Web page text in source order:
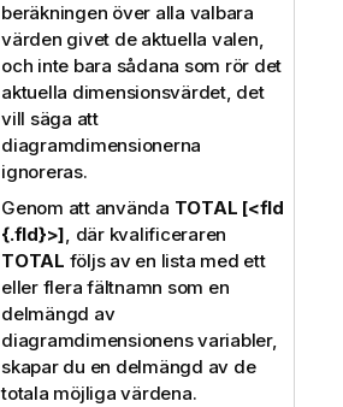
beräkningen över alla valbara
värden givet de aktuella valen,
och inte bara sådana som rör det
aktuella dimensionsvärdet, det
vill säga att
diagramdimensionerna
ignoreras.
Genom att använda TOTAL [<fld
{.fld}>], där kvalificeraren
TOTAL följs av en lista med ett
eller flera fältnamn som en
delmängd av
diagramdimensionens variabler,
skapar du en delmängd av de
totala möjliga värdena.